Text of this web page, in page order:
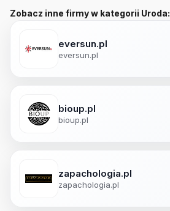
Zobacz inne firmy w kategorii Uroda:
eversun.pl
eversun.pl
bioup.pl
bioup.pl
zapachologia.pl
zapachologia.pl